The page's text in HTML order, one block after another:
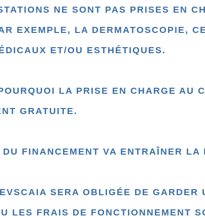
NE SONT PAS PRISES EN
EXEMPLE, LA DERMATOSCOPIE,
ET/OU ESTHÉTIQUES.
LA PRISE EN CHARGE AU
GRATUITE.
DU FINANCEMENT VA ENTRAÎNER
SERA OBLIGÉE DE GARDER
LES FRAIS DE FONCTIONNEMENT